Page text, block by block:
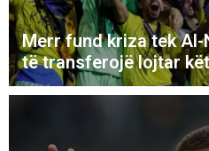
Merr fund kriza tek Al-
të transferojë lojtar